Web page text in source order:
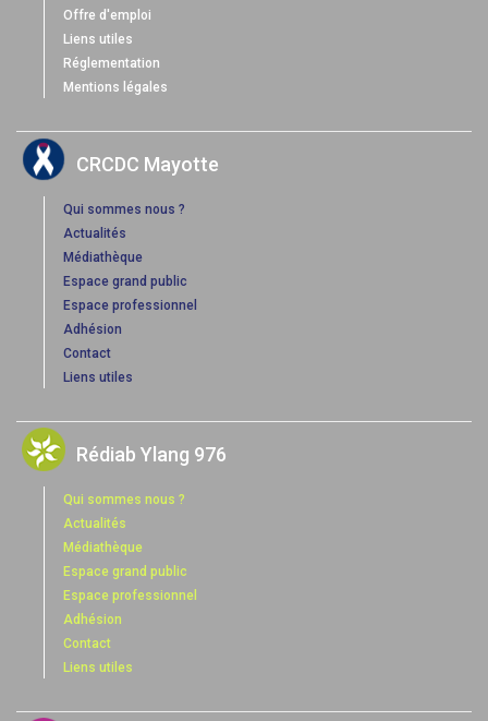
Offre d'emploi
Liens utiles
Réglementation
Mentions légales
CRCDC Mayotte
Qui sommes nous ?
Actualités
Médiathèque
Espace grand public
Espace professionnel
Adhésion
Contact
Liens utiles
Rédiab Ylang 976
Qui sommes nous ?
Actualités
Médiathèque
Espace grand public
Espace professionnel
Adhésion
Contact
Liens utiles